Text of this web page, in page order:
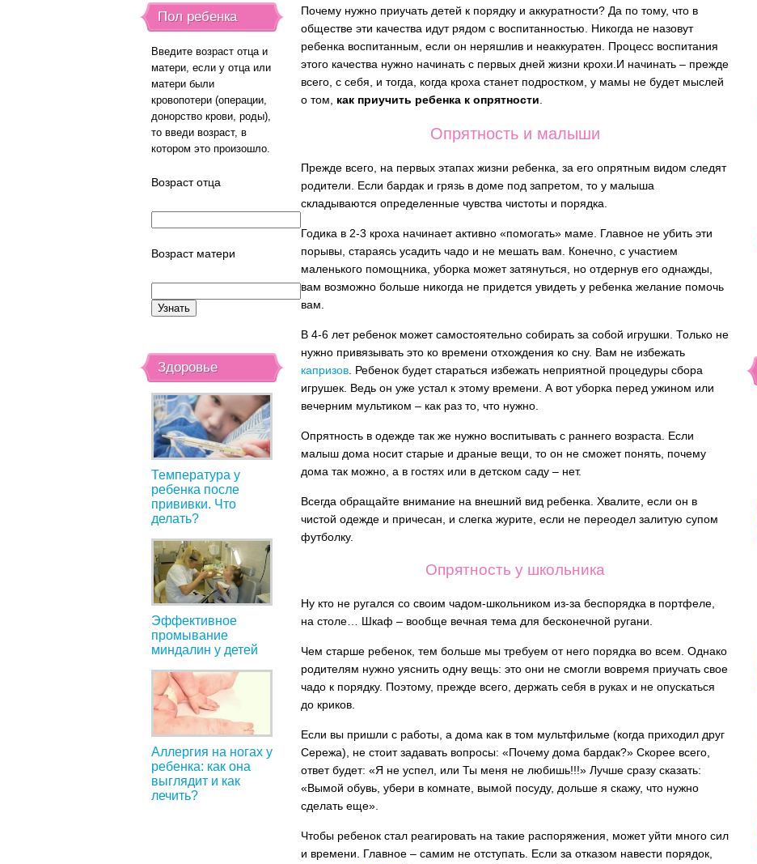
Почему нужно приучать детей к порядку и аккуратности? Да по тому, что в
обществе эти качества идут рядом с воспитанностью. Никогда не назовут
ребенка воспитанным, если он неряшлив и неаккуратен. Процесс воспитания
этого качества нужно начинать с первых дней жизни крохи. И начинать – прежде
всего, с себя, и тогда, когда кроха станет подростком, у мамы не будет мыслей
о том, как приучить ребенка к опрятности
Опрятность и малыши
Прежде всего, на первых этапах жизни ребенка, за его опрятным видом следят
родители. Если бардак и грязь в доме под запретом, то у малыша
складываются определенные чувства чистоты и порядка.
Годика в 2-3 кроха начинает активно «помогать» маме. Главное не убить эти
порывы, стараясь усадить чадо и не мешать вам. Конечно, с участием
маленького помощника, уборка может затянуться, но отдернув его однажды,
вам возможно больше никогда не придется увидеть у ребенка желание помочь
вам.
В 4-6 лет ребенок может самостоятельно собирать за собой игрушки. Только не
нужно привязывать это ко времени отхождения ко сну. Вам не избежать
капризов . Ребенок будет стараться избежать неприятной процедуры сбора
игрушек. Ведь он уже устал к этому времени. А вот уборка перед ужином или
вечерним мультиком – как раз то, что нужно.
Опрятность в одежде так же нужно воспитывать с раннего возраста. Если
малыш дома носит старые и драные вещи, то он не сможет понять, почему
дома так можно, а в гостях или в детском саду – нет.
Всегда обращайте внимание на внешний вид ребенка. Хвалите, если он в
чистой одежде и причесан, и слегка журите, если не переодел залитую супом
футболку.
Опрятность у школьника
Ну кто не ругался со своим чадом-школьником из-за беспорядка в портфеле,
на столе… Шкаф – вообще вечная тема для бесконечной ругани.
Чем старше ребенок, тем больше мы требуем от него порядка во всем. Однако
родителям нужно уяснить одну вещь: это они не смогли вовремя приучать свое
чадо к порядку. Поэтому, прежде всего, держать себя в руках и не опускаться
до криков.
Если вы пришли с работы, а дома как в том мультфильме (когда приходил друг
Сережа), не стоит задавать вопросы: «Почему дома бардак?» Скорее всего,
ответ будет: «Я не успел, или Ты меня не любишь!!!» Лучше сразу сказать:
«Вымой обувь, убери в комнате, вымой посуду, дольше я скажу, что нужно
сделать еще».
Чтобы ребенок стал реагировать на такие распоряжения, может уйти много сил
и времени. Главное – самим не отступать. Если за отказом навести порядок,
Пол ребенка
Введите возраст отца и
матери, если у отца или
матери были
кровопотери (операции,
донорство крови, роды),
то введи возраст, в
котором это произошло.
Возраст отца
Возраст матери
Здоровье
Температура у
ребенка после
прививки. Что
делать?
Эффективное
промывание
миндалин у детей
Аллергия на ногах у
ребенка: как она
выглядит и как
лечить?